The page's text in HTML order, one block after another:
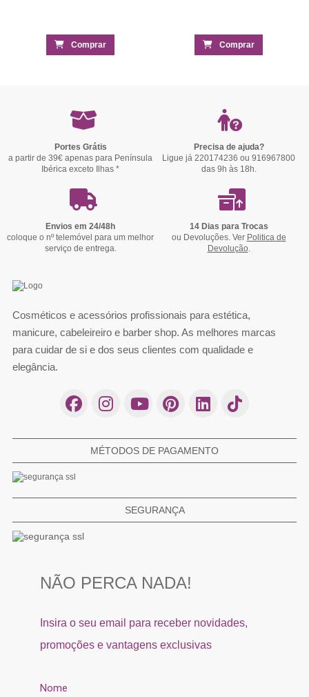
Comprar Comprar
Portes Grátis
a partir de 39€ apenas para Península
Ibérica exceto Ilhas *
Precisa de ajuda?
Ligue já 220174236 ou 916967800
das 9h às 18h.
Envios em 24/48h
coloque o nº telemóvel para um melhor
serviço de entrega.
14 Dias para Trocas
ou Devoluções. Ver Politica de
Devolução
Cosméticos e acessórios profissionais para estética,
manicure, cabeleireiro e barber shop. As melhores marcas
para cuidar de si e dos seus clientes com qualidade e
elegância.
MÉTODOS DE PAGAMENTO
SEGURANÇA